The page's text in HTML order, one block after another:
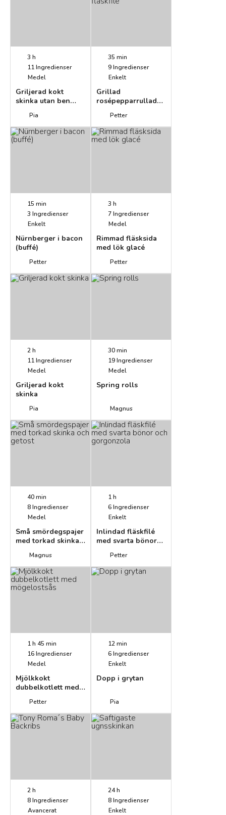
3 h
11Ingredienser
Medel
Griljerad kokt
skinka utan ben
Pia
35 min
9Ingredienser
Enkelt
Grillad
rosépepparrullad
Petter
15 min
3 Ingredienser
Enkelt
Nürnberger i bacon
(buffé)
Petter
3 h
7Ingredienser
Medel
Rimmad fläsksida
med lök glacé
Petter
2 h
11Ingredienser
Medel
Griljerad kokt
skinka
Pia
30 min
19Ingredienser
Medel
Spring rolls
Magnus
40 min
8Ingredienser
Medel
Små smördegspajer
med torkad skinka
Magnus
1 h
6Ingredienser
Enkelt
Inlindad fläskfilé
med svarta bönor
Petter
1 h 45 min
16Ingredienser
Medel
Mjölkkokt
dubbelkotlett med
Petter
12 min
6Ingredienser
Enkelt
Dopp i grytan
Pia
2 h
8Ingredienser
Avancerat
24 h
8Ingredienser
Enkelt